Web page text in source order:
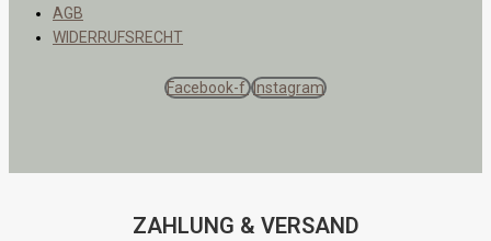
AGB
WIDERRUFSRECHT
Facebook-f Instagram
ZAHLUNG & VERSAND